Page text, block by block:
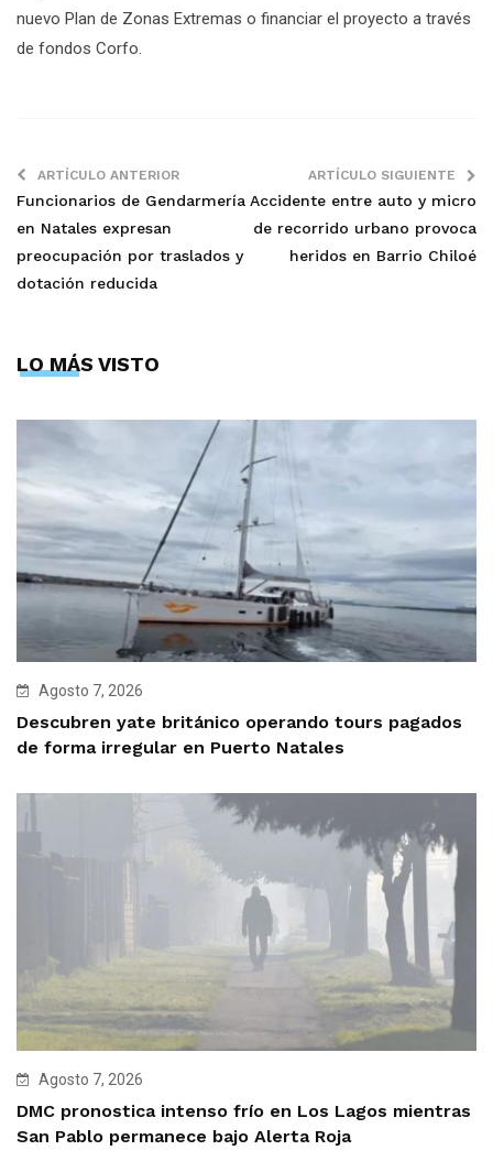
nuevo Plan de Zonas Extremas o financiar el proyecto a través
de fondos Corfo.
ARTÍCULO ANTERIOR
Funcionarios de Gendarmería
en Natales expresan
preocupación por traslados y
dotación reducida
ARTÍCULO SIGUIENTE
Accidente entre auto y micro
de recorrido urbano provoca
heridos en Barrio Chiloé
LO MÁS VISTO
Agosto 7, 2026
Descubren yate británico operando tours pagados
de forma irregular en Puerto Natales
Agosto 7, 2026
DMC pronostica intenso frío en Los Lagos mientras
San Pablo permanece bajo Alerta Roja